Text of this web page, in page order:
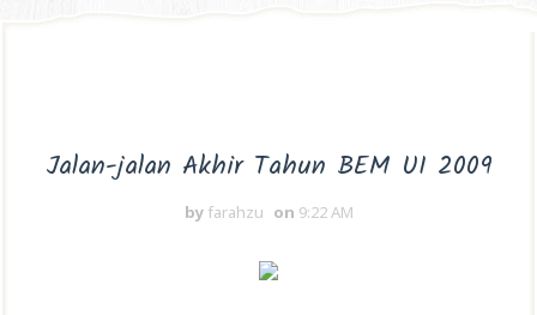
Jalan-jalan Akhir Tahun BEM UI 2009
by farahzu on 9:22 AM